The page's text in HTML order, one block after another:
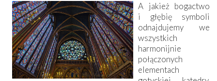
A jakież bogactwo
i głębię symboli
odnajdujemy we
wszystkich
harmonijnie
połączonych
elementach